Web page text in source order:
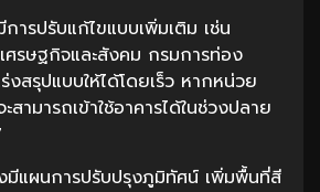
ารปรับแก้ไขแบบเพิ่มเติม เช่น
ศรษฐกิจและสังคม กรมการท่อง
งสรุปแบบให้ได้โดยเร็ว หากหน่วย
สามารถเข้าใช้อาคารได้ในช่วงปลาย
แผนการปรับปรุงภูมิทัศน์ เพิ่มพื้นที่สี